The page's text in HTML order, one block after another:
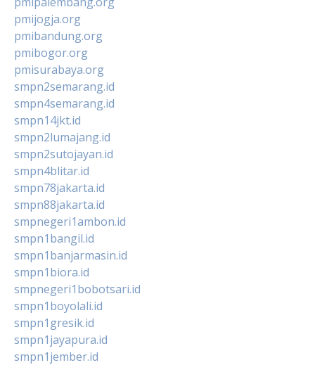
pmijogja.org
pmibandung.org
pmibogor.org
pmisurabaya.org
smpn2semarang.id
smpn4semarang.id
smpn14jkt.id
smpn2lumajang.id
smpn2sutojayan.id
smpn4blitar.id
smpn78jakarta.id
smpn88jakarta.id
smpnegeri1ambon.id
smpn1bangil.id
smpn1banjarmasin.id
smpn1biora.id
smpnegeri1bobotsari.id
smpn1boyolali.id
smpn1gresik.id
smpn1jayapura.id
smpn1jember.id